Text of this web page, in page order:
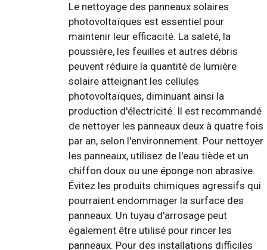
Le nettoyage des panneaux solaires
photovoltaïques est essentiel pour
maintenir leur efficacité. La saleté, la
poussière, les feuilles et autres débris
peuvent réduire la quantité de lumière
solaire atteignant les cellules
photovoltaïques, diminuant ainsi la
production d'électricité. Il est recommandé
de nettoyer les panneaux deux à quatre fois
par an, selon l'environnement. Pour nettoyer
les panneaux, utilisez de l'eau tiède et un
chiffon doux ou une éponge non abrasive.
Évitez les produits chimiques agressifs qui
pourraient endommager la surface des
panneaux. Un tuyau d'arrosage peut
également être utilisé pour rincer les
panneaux. Pour des installations difficiles